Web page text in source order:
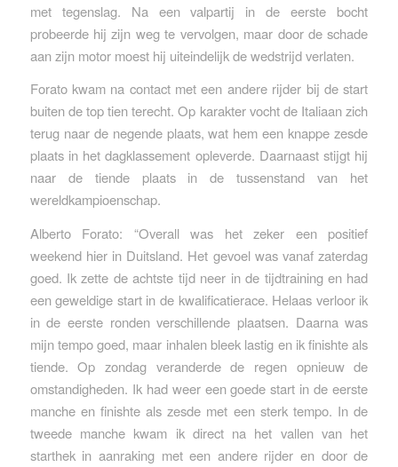
met tegenslag. Na een valpartij in de eerste bocht
probeerde hij zijn weg te vervolgen, maar door de schade
aan zijn motor moest hij uiteindelijk de wedstrijd verlaten.
Forato kwam na contact met een andere rijder bij de start
buiten de top tien terecht. Op karakter vocht de Italiaan zich
terug naar de negende plaats, wat hem een knappe zesde
plaats in het dagklassement opleverde. Daarnaast stijgt hij
naar de tiende plaats in de tussenstand van het
wereldkampioenschap.
Alberto Forato: “Overall was het zeker een positief
weekend hier in Duitsland. Het gevoel was vanaf zaterdag
goed. Ik zette de achtste tijd neer in de tijdtraining en had
een geweldige start in de kwalificatierace. Helaas verloor ik
in de eerste ronden verschillende plaatsen. Daarna was
mijn tempo goed, maar inhalen bleek lastig en ik finishte als
tiende. Op zondag veranderde de regen opnieuw de
omstandigheden. Ik had weer een goede start in de eerste
manche en finishte als zesde met een sterk tempo. In de
tweede manche kwam ik direct na het vallen van het
starthek in aanraking met een andere rijder en door de